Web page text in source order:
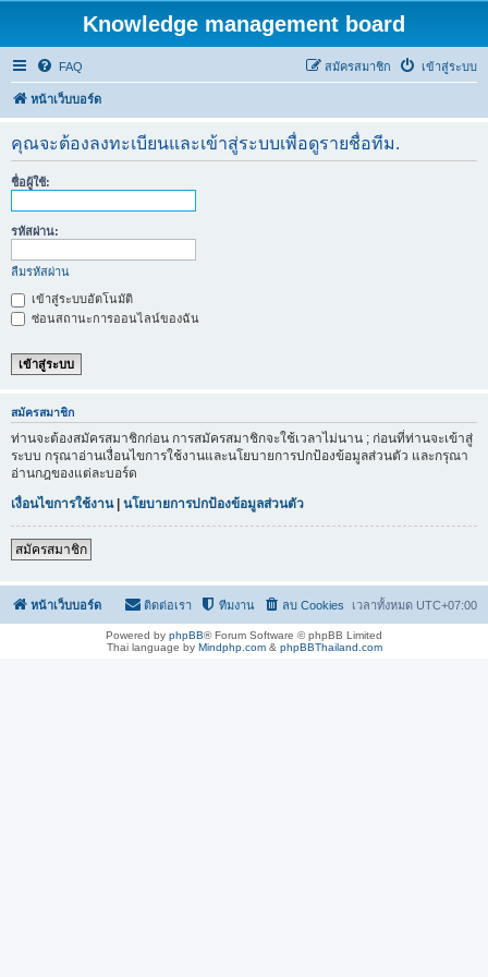
Knowledge management board
FAQ เข้าสู่ระบบ
สมัครสมาชิก
หน้าเว็บบอร์ด
คุณจะต้องลงทะเบียนและเข้าสู่ระบบเพื่อดูรายชื่อทีม.
ชื่อผู้ใช้:
รหัสผ่าน:
ลืมรหัสผ่าน
เข้าสู่ระบบอัตโนมัติ
ซ่อนสถานะการออนไลน์ของฉัน
สมัครสมาชิก
ท่านจะต้องสมัครสมาชิกก่อน การสมัครสมาชิกจะใช้เวลาไม่นาน ; ก่อนที่ท่านจะเข้าสู่
ระบบ กรุณาอ่านเงื่อนไขการใช้งานและนโยบายการปกป้องข้อมูลส่วนตัว และกรุณา
อ่านกฎของแต่ละบอร์ด
เงื่อนไขการใช้งาน| นโยบายการปกป้องข้อมูลส่วนตัว
สมัครสมาชิก
หน้าเว็บบอร์ด เวลาทั้งหมด UTC+07:00
ลบ Cookies
ทีมงาน
ติดต่อเรา
Powered by phpBB® Forum Software © phpBB Limited
Thai language by Mindphp.com& phpBBThailand.com